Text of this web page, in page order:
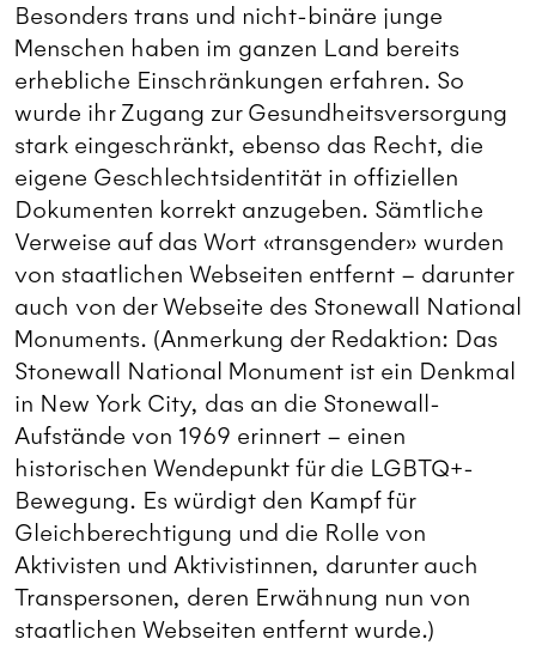
Besonders trans und nicht-binäre junge
Menschen haben im ganzen Land bereits
erhebliche Einschränkungen erfahren. So
wurde ihr Zugang zur Gesundheitsversorgung
stark eingeschränkt, ebenso das Recht, die
eigene Geschlechtsidentität in offiziellen
Dokumenten korrekt anzugeben. Sämtliche
Verweise auf das Wort «transgender» wurden
von staatlichen Webseiten entfernt – darunter
auch von der Webseite des Stonewall National
Monuments. (Anmerkung der Redaktion: Das
Stonewall National Monument ist ein Denkmal
in New York City, das an die Stonewall-
Aufstände von 1969 erinnert – einen
historischen Wendepunkt für die LGBTQ+-
Bewegung. Es würdigt den Kampf für
Gleichberechtigung und die Rolle von
Aktivisten und Aktivistinnen, darunter auch
Transpersonen, deren Erwähnung nun von
staatlichen Webseiten entfernt wurde.)